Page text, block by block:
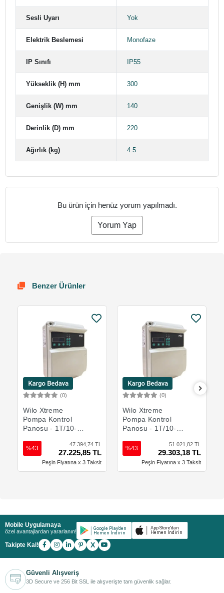
Sesli Uyarı Yok
Elektrik Beslemesi Monofaze
IP Sınıfı IP55
Yükseklik (H) mm 300
Genişlik (W) mm 140
Derinlik (D) mm 220
Ağırlık (kg) 4.5
Bu ürün için henüz yorum yapılmadı.
Yorum Yap
Benzer Ürünler
(0)
Wilo Xtreme
Pompa Kontrol
Panosu - 1T/10-F1
47.394,74 TL
27.225,85 TL
%43
Peşin Fiyatına x 3 Taksit
(0)
Wilo Xtreme
Pompa Kontrol
Panosu - 1T/10-
51.021,82 TL
29.303,18 TL
%43
Peşin Fiyatına x 3 Taksit
Mobile Uygulamaya
özel avantajlardan yararlanın!
Takipte Kal! X
Güvenli Alışveriş
3D Secure ve 256 Bit SSL ile alışverişte tam güvenlik sağlar.